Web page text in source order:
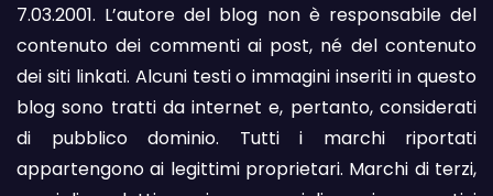
7.03.2001. L’autore del blog non è responsabile del
contenuto dei commenti ai post, né del contenuto
dei siti linkati. Alcuni testi o immagini inseriti in questo
blog sono tratti da internet e, pertanto, considerati
di pubblico dominio. Tutti i marchi riportati
appartengono ai legittimi proprietari. Marchi di terzi,